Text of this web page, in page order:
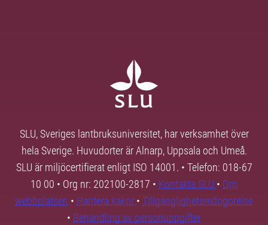
SLU, Sveriges lantbruksuniversitet, har verksamhet över
hela Sverige. Huvudorter är Alnarp, Uppsala och Umeå.
SLU är miljöcertifierat enligt ISO 14001. • Telefon: 018-67
10 00 • Org nr: 202100-2817 • Kontakta SLU • Om
webbplatsen • Hantera kakor • Tillgänglighetsredogörelse
• Behandling av personuppgifter